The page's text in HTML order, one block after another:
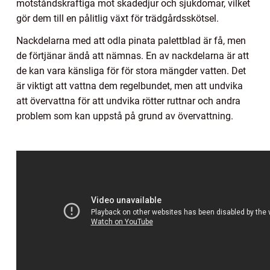
motståndskraftiga mot skadedjur och sjukdomar, vilket
gör dem till en pålitlig växt för trädgårdsskötsel.
Nackdelarna med att odla pinata palettblad är få, men
de förtjänar ändå att nämnas. En av nackdelarna är att
de kan vara känsliga för för stora mängder vatten. Det
är viktigt att vattna dem regelbundet, men att undvika
att övervattna för att undvika rötter ruttnar och andra
problem som kan uppstå på grund av övervattning.